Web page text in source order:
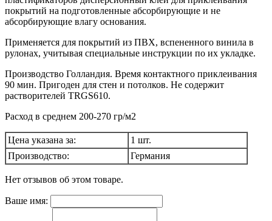
покрытий на подготовленные абсорбирующие и не
абсорбирующие влагу основания.
Применяется для покрытий из ПВХ, вспененного винила в
рулонах, учитывая специальные инструкции по их укладке.
Производство Голландия. Время контактного приклеивания
90 мин. Пригоден для стен и потолков. Не содержит
растворителей TRGS610.
Расход в среднем 200-270 гр/м2
Цена указана за:
1 шт.
Производство:
Германия
Нет отзывов об этом товаре.
Ваше имя: